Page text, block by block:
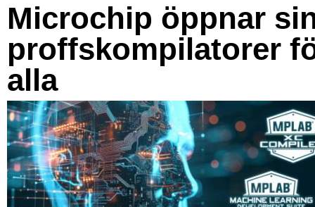
Microchip öppnar
proffskompilatorer
alla